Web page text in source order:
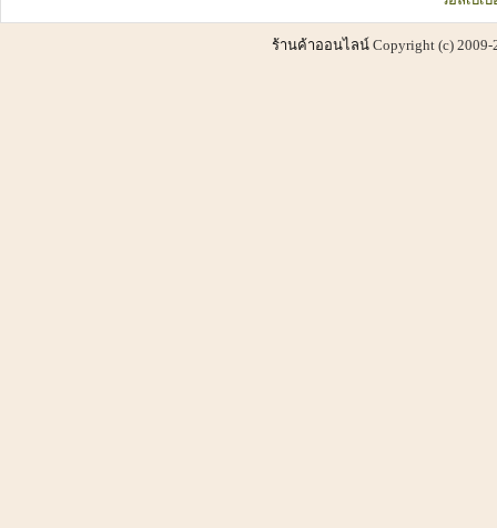
ร้านค้าออนไลน์Copyright (c)